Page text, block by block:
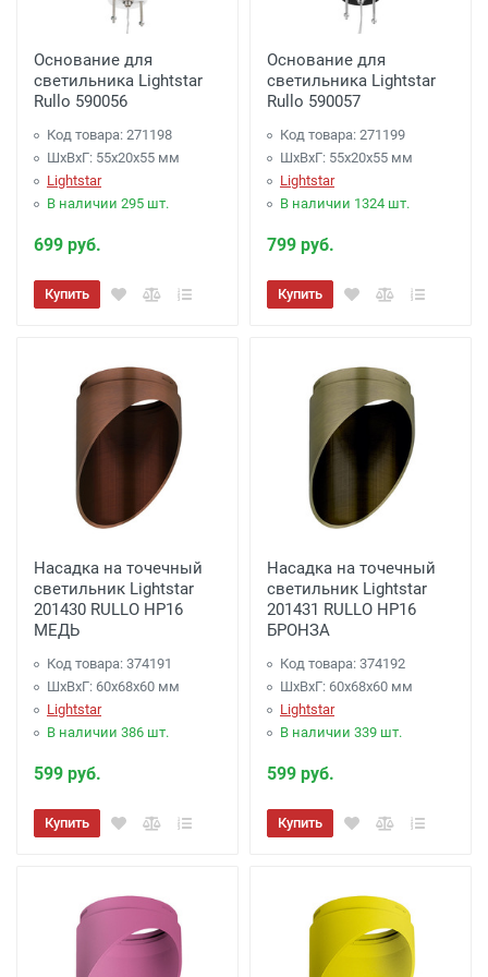
заказе на сумму от 2000 рублей до 4000
Доставка по г. Калуге, заказ более 3000
рублей.- Бесплатно
Доставка г. Калуга (самовывоз из офиса)
заказ менее 3000 рублей. -100 рублей
Акция: Доставка до: Малоярославец,
заказе более 3000 рублей), до подъезда;
Акция: Доставка до: Наро-Фоминск,
Апрелевка, п.Селятино, п.Московский -
Бесплатно
(при заказе более 7000 рублей),
до подъезда;
менее 7000 рублей. -
300 рублей
Компании- (для Регионов)Подробнее
Основание для
светильника Lightstar
Rullo 590056
Код товара: 271198
ШхВхГ: 55x20x55 мм
Lightstar
В наличии 295 шт.
699 руб.
Купить
Основание для
светильника Lightstar
Rullo 590057
Код товара: 271199
ШхВхГ: 55x20x55 мм
Lightstar
В наличии 1324 шт.
799 руб.
Купить
Насадка на точечный
светильник Lightstar
201430 RULLO HP16
МЕДЬ
Код товара: 374191
ШхВхГ: 60x68x60 мм
Lightstar
В наличии 386 шт.
599 руб.
Купить
Насадка на точечный
светильник Lightstar
201431 RULLO HP16
БРОНЗА
Код товара: 374192
ШхВхГ: 60x68x60 мм
Lightstar
В наличии 339 шт.
599 руб.
Купить